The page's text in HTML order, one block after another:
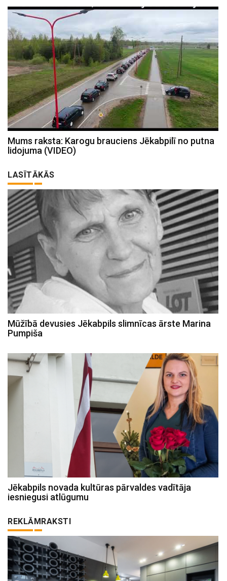
Mums raksta: Karogu brauciens Jēkabpilī no putna
lidojuma (VIDEO)
LASĪTĀKĀS
Mūžībā devusies Jēkabpils slimnīcas ārste Marina
Pumpiša
Jēkabpils novada kultūras pārvaldes vadītāja
iesniegusi atlūgumu
REKLĀMRAKSTI